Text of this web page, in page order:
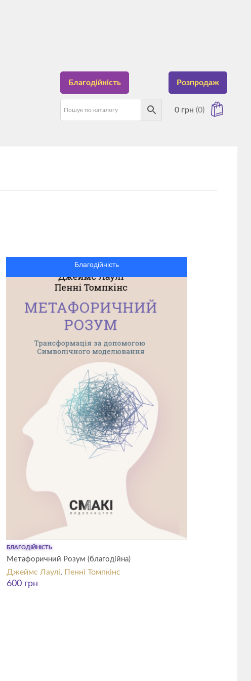
Благодійність Розпродаж
0 грн (0)
Благодійність
БЛАГОДІЙНІСТЬ
Метафоричний Розум (благодійна)
Джеймс Лаулі, Пенні Томпкінс
600 грн